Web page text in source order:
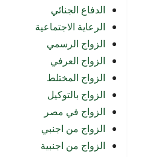
الدفاع الجنائي
الرعاية الاجتماعية
الزواج الرسمي
الزواج العرفي
الزواج المختلط
الزواج بالتوكيل
الزواج في مصر
الزواج من اجنبي
الزواج من اجنبية